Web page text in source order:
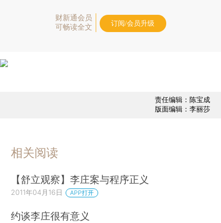
财新通会员
可畅读全文
订阅/会员升级
责任编辑：陈宝成
版面编辑：李丽莎
相关阅读
【舒立观察】李庄案与程序正义
2011年04月16日 APP打开
约谈李庄很有意义